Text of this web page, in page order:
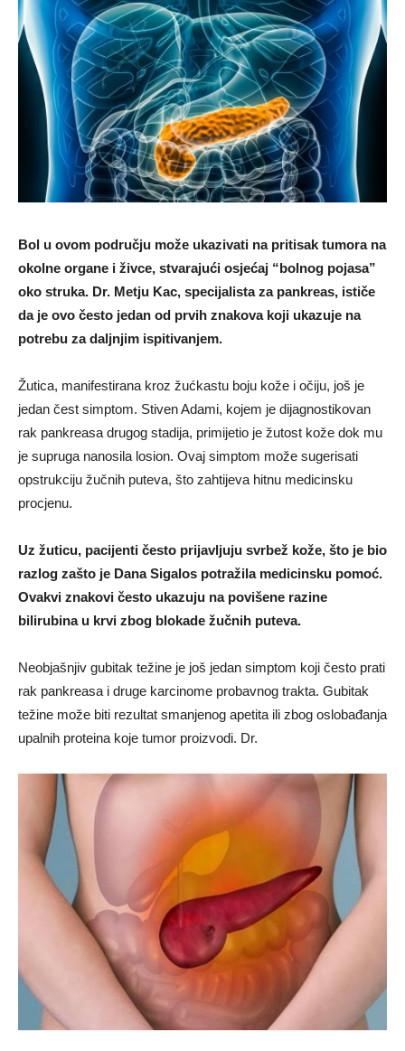
Bol u ovom području može ukazivati na pritisak tumora na
okolne organe i živce, stvarajući osjećaj “bolnog pojasa”
oko struka. Dr. Metju Kac, specijalista za pankreas, ističe
da je ovo često jedan od prvih znakova koji ukazuje na
potrebu za daljnjim ispitivanjem.
Žutica, manifestirana kroz žućkastu boju kože i očiju, još je
jedan čest simptom. Stiven Adami, kojem je dijagnostikovan
rak pankreasa drugog stadija, primijetio je žutost kože dok mu
je supruga nanosila losion. Ovaj simptom može sugerisati
opstrukciju žučnih puteva, što zahtijeva hitnu medicinsku
procjenu.
Uz žuticu, pacijenti često prijavljuju svrbež kože, što je bio
razlog zašto je Dana Sigalos potražila medicinsku pomoć.
Ovakvi znakovi često ukazuju na povišene razine
bilirubina u krvi zbog blokade žučnih puteva.
Neobjašnjiv gubitak težine je još jedan simptom koji često prati
rak pankreasa i druge karcinome probavnog trakta. Gubitak
težine može biti rezultat smanjenog apetita ili zbog oslobađanja
upalnih proteina koje tumor proizvodi. Dr.